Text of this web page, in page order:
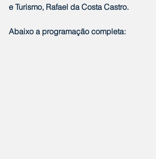
e Turismo, Rafael da Costa Castro.
Abaixo a programação completa: